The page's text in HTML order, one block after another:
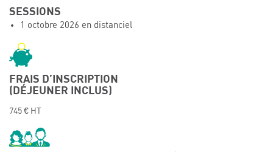
Événements
Contacts
SESSIONS
1 octobre 2026 en distanciel
FRAIS D’INSCRIPTION
(DÉJEUNER INCLUS)
745 € HT